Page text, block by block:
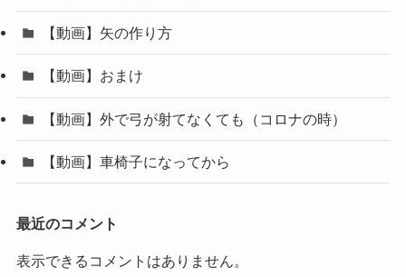
【動画】矢の作り方
【動画】おまけ
【動画】外で弓が射てなくても（コロナの時）
【動画】車椅子になってから
最近のコメント
表示できるコメントはありません。